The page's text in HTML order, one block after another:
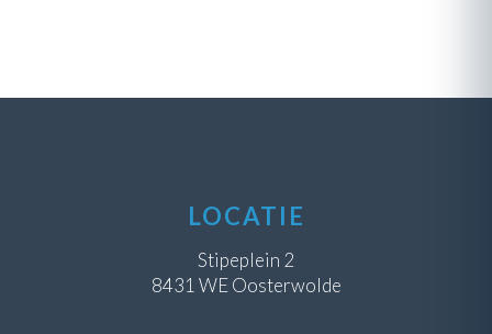
LOCATIE
Stipeplein 2
8431 WE Oosterwolde